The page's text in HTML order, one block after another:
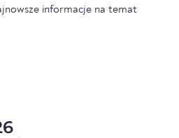
informacje na temat